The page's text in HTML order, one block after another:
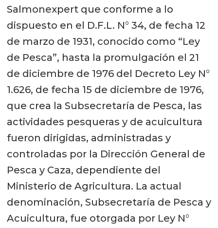
Salmonexpert que conforme a lo
dispuesto en el D.F.L. N° 34, de fecha 12
de marzo de 1931, conocido como “Ley
de Pesca”, hasta la promulgación el 21
de diciembre de 1976 del Decreto Ley N°
1.626, de fecha 15 de diciembre de 1976,
que crea la Subsecretaría de Pesca, las
actividades pesqueras y de acuicultura
fueron dirigidas, administradas y
controladas por la Dirección General de
Pesca y Caza, dependiente del
Ministerio de Agricultura. La actual
denominación, Subsecretaría de Pesca y
Acuicultura, fue otorgada por Ley N°